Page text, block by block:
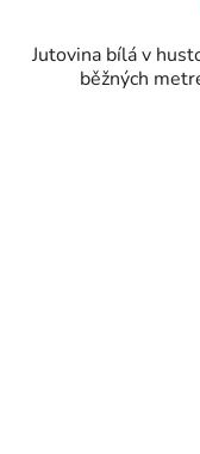
Jutovina bílá v
běžných